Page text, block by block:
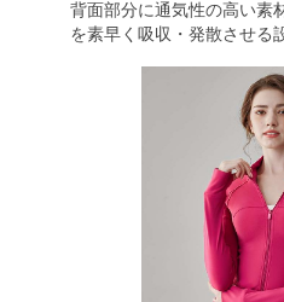
背面部分に通気性の高い素
を素早く吸収・発散させる